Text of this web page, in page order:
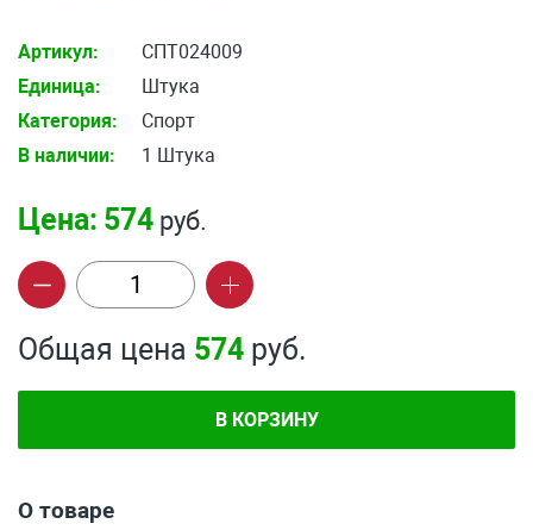
Артикул:
СПТ024009
Единица:
Штука
Категория:
Спорт
В наличии:
1 Штука
Цена: 574 руб.
Общая цена 574 руб.
В КОРЗИНУ
О товаре